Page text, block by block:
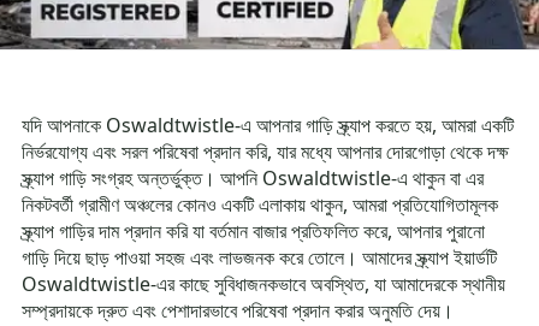
যদি আপনাকে Oswaldtwistle-এ আপনার গাড়ি স্ক্র্যাপ করতে হয়, আমরা একটি
নির্ভরযোগ্য এবং সরল পরিষেবা প্রদান করি, যার মধ্যে আপনার দোরগোড়া থেকে দক্ষ
স্ক্র্যাপ গাড়ি সংগ্রহ অন্তর্ভুক্ত। আপনি Oswaldtwistle-এ থাকুন বা এর
নিকটবর্তী গ্রামীণ অঞ্চলের কোনও একটি এলাকায় থাকুন, আমরা প্রতিযোগিতামূলক
স্ক্র্যাপ গাড়ির দাম প্রদান করি যা বর্তমান বাজার প্রতিফলিত করে, আপনার পুরানো
গাড়ি দিয়ে ছাড় পাওয়া সহজ এবং লাভজনক করে তোলে। আমাদের স্ক্র্যাপ ইয়ার্ডটি
Oswaldtwistle-এর কাছে সুবিধাজনকভাবে অবস্থিত, যা আমাদেরকে স্থানীয়
সম্প্রদায়কে দ্রুত এবং পেশাদারভাবে পরিষেবা প্রদান করার অনুমতি দেয়।